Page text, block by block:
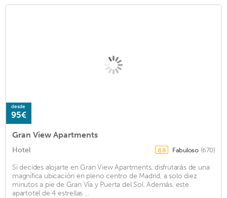
desde
95€
Gran View Apartments
Hotel 8,8 Fabuloso (670)
Si decides alojarte en Gran View Apartments, disfrutarás de una
magnífica ubicación en pleno centro de Madrid, a solo diez
minutos a pie de Gran Vía y Puerta del Sol. Además, este
apartotel de 4 estrellas ...